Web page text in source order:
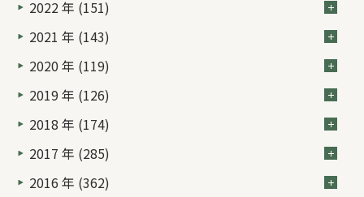
2022 年 (151)
2021 年 (143)
2020 年 (119)
2019 年 (126)
2018 年 (174)
2017 年 (285)
2016 年 (362)